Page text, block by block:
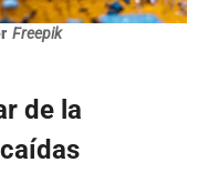
Freepik
de la